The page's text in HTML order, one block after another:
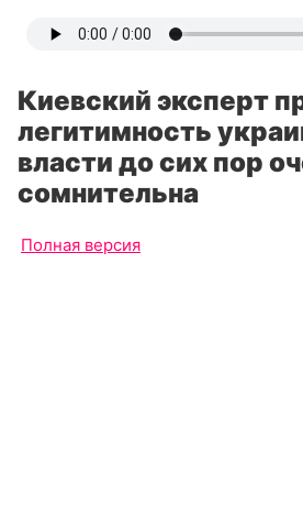
Киевский эксперт
легитимность
власти до сих пор
сомнительна
Полная версия